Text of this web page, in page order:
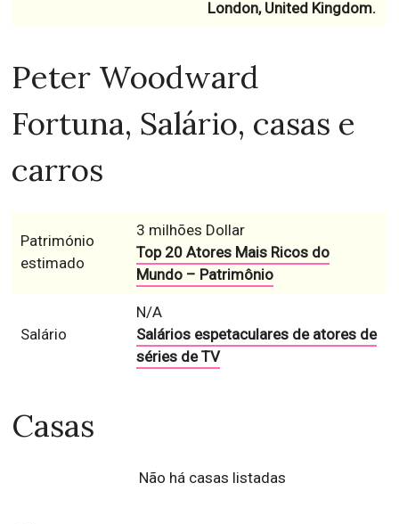
London, United Kingdom.
Peter Woodward
Fortuna, Salário, casas e
carros
Património
estimado
3 milhões Dollar
Top 20 Atores Mais Ricos do
Mundo – Patrimônio
Salário
N/A
Salários espetaculares de atores de
séries de TV
Casas
Não há casas listadas